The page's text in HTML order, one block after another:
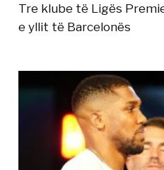
Tre klube të Ligës
e yllit të Barcelonës